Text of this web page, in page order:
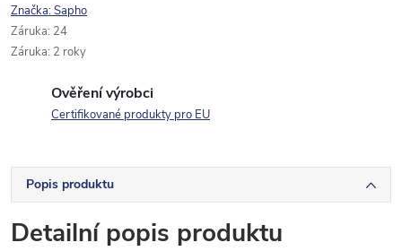
Značka:Sapho
Záruka: 24
Záruka: 2 roky
Ověření výrobci
Certifikované produkty pro EU
Popis produktu
Detailní popis produktu